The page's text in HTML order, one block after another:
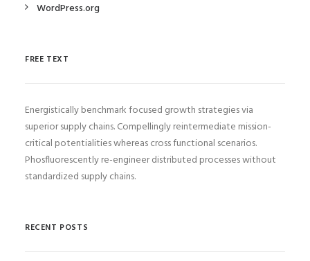
WordPress.org
FREE TEXT
Energistically benchmark focused growth strategies via
superior supply chains. Compellingly reintermediate mission-
critical potentialities whereas cross functional scenarios.
Phosfluorescently re-engineer distributed processes without
standardized supply chains.
RECENT POSTS